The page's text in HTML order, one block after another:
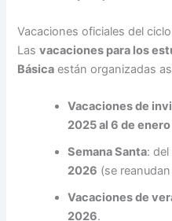
Vacaciones oficiales del
Lasvacaciones para los
Básica están organizadas
Vacaciones de
2025 al 6 de
Semana Santa: del
2026 (se
Vacaciones de
2026.